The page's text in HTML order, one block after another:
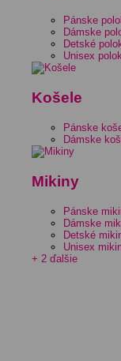
Pánske
Dámske
Detské
Unisex
Košele
Pánske
Dámske
Mikiny
Pánske
Dámske
Detské
Unisex
+ 2 ďalšie